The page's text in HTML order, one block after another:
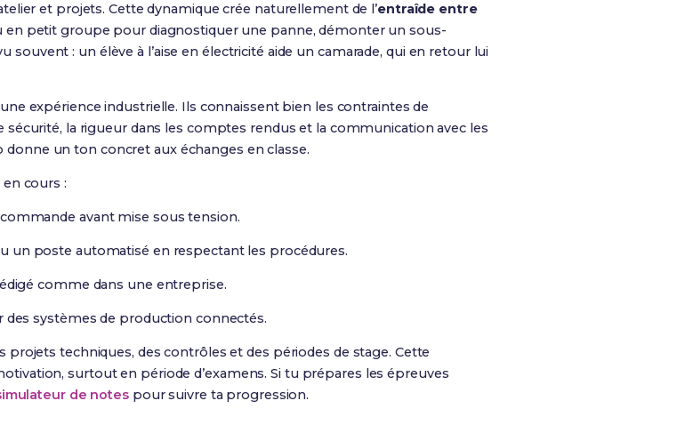
et projets. Cette dynamique crée naturellement de l’entraîde entre
en petit groupe pour diagnostiquer une panne, démonter un sous-
: un élève à l’aise en électricité aide un camarade, qui en retour lui
expérience industrielle. Ils connaissent bien les contraintes de
la rigueur dans les comptes rendus et la communication avec les
un ton concret aux échanges en classe.
cours :
avant mise sous tension.
un poste automatisé en respectant les procédures.
comme dans une entreprise.
des systèmes de production connectés.
projets techniques, des contrôles et des périodes de stage. Cette
surtout en période d’examens. Si tu prépares les épreuves
de notespour suivre ta progression.